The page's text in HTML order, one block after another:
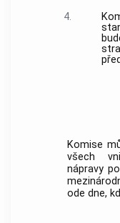
4.
Komise
všech
nápravy
ode dne,